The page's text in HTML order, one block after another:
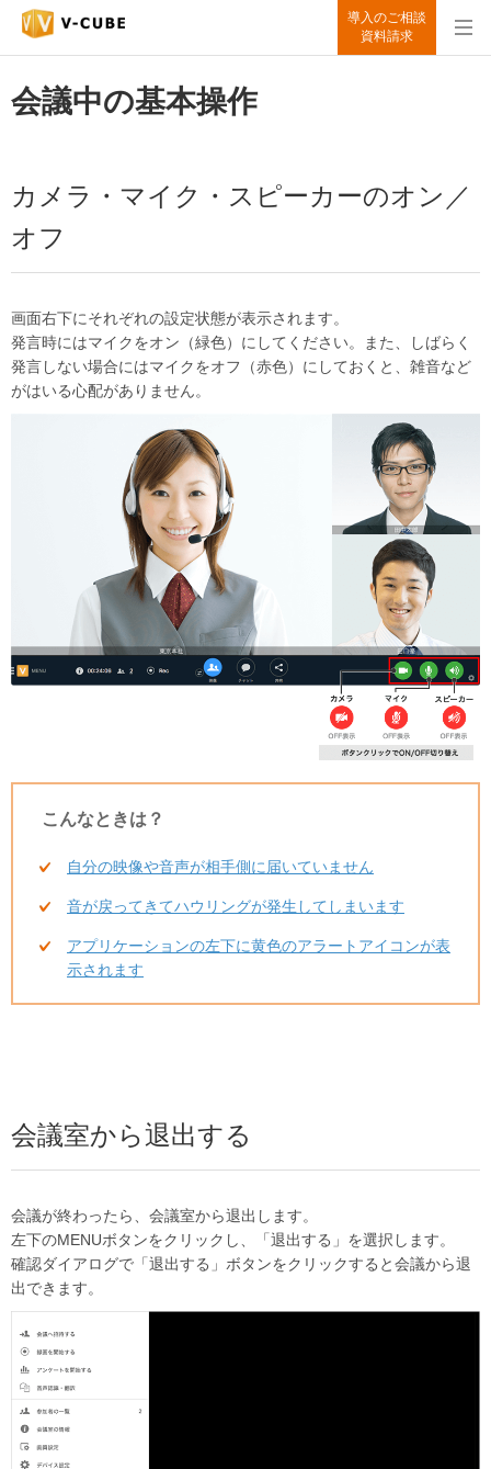
導入のご相談
資料請求
会議中の基本操作
カメラ・マイク・スピーカーのオン／
オフ
画面右下にそれぞれの設定状態が表示されます。
発言時にはマイクをオン（緑色）にしてください。また、しばらく
発言しない場合にはマイクをオフ（赤色）にしておくと、雑音など
がはいる心配がありません。
こんなときは？
自分の映像や音声が相手側に届いていません
音が戻ってきてハウリングが発生してしまいます
アプリケーションの左下に黄色のアラートアイコンが表
示されます
会議室から退出する
会議が終わったら、会議室から退出します。
左下のMENUボタンをクリックし、「退出する」を選択します。
確認ダイアログで「退出する」ボタンをクリックすると会議から退
出できます。